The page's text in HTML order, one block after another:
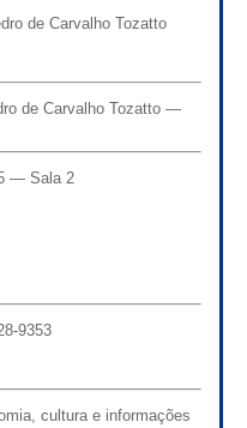
de Carvalho Tozatto
de Carvalho Tozatto —
— Sala 2
9353
cultura e informações